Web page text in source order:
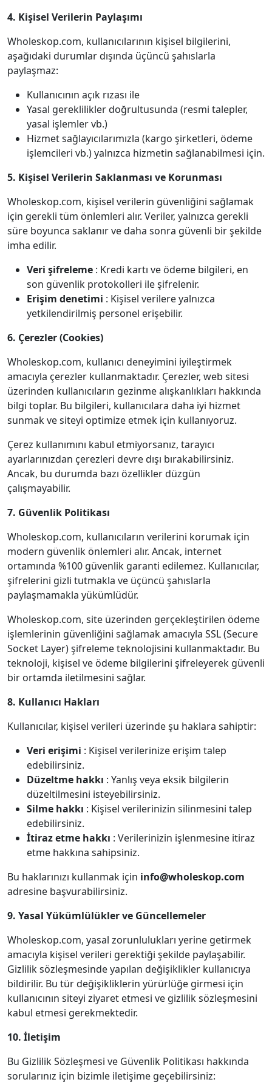
4. Kişisel Verilerin Paylaşımı
Wholeskop.com, kullanıcılarının kişisel bilgilerini,
aşağıdaki durumlar dışında üçüncü şahıslarla
paylaşmaz:
Kullanıcının açık rızası ile
Yasal gereklilikler doğrultusunda (resmi talepler,
yasal işlemler vb.)
Hizmet sağlayıcılarımızla (kargo şirketleri, ödeme
işlemcileri vb.) yalnızca hizmetin sağlanabilmesi için.
5. Kişisel Verilerin Saklanması ve Korunması
Wholeskop.com, kişisel verilerin güvenliğini sağlamak
için gerekli tüm önlemleri alır. Veriler, yalnızca gerekli
süre boyunca saklanır ve daha sonra güvenli bir şekilde
imha edilir.
Veri şifreleme : Kredi kartı ve ödeme bilgileri, en
son güvenlik protokolleri ile şifrelenir.
Erişim denetimi : Kişisel verilere yalnızca
yetkilendirilmiş personel erişebilir.
6. Çerezler (Cookies)
Wholeskop.com, kullanıcı deneyimini iyileştirmek
amacıyla çerezler kullanmaktadır. Çerezler, web sitesi
üzerinden kullanıcıların gezinme alışkanlıkları hakkında
bilgi toplar. Bu bilgileri, kullanıcılara daha iyi hizmet
sunmak ve siteyi optimize etmek için kullanıyoruz.
Çerez kullanımını kabul etmiyorsanız, tarayıcı
ayarlarınızdan çerezleri devre dışı bırakabilirsiniz.
Ancak, bu durumda bazı özellikler düzgün
çalışmayabilir.
7. Güvenlik Politikası
Wholeskop.com, kullanıcıların verilerini korumak için
modern güvenlik önlemleri alır. Ancak, internet
ortamında %100 güvenlik garanti edilemez. Kullanıcılar,
şifrelerini gizli tutmakla ve üçüncü şahıslarla
paylaşmamakla yükümlüdür.
Wholeskop.com, site üzerinden gerçekleştirilen ödeme
işlemlerinin güvenliğini sağlamak amacıyla SSL (Secure
Socket Layer) şifreleme teknolojisini kullanmaktadır. Bu
teknoloji, kişisel ve ödeme bilgilerini şifreleyerek güvenli
bir ortamda iletilmesini sağlar.
8. Kullanıcı Hakları
Kullanıcılar, kişisel verileri üzerinde şu haklara sahiptir:
Veri erişimi : Kişisel verilerinize erişim talep
edebilirsiniz.
Düzeltme hakkı : Yanlış veya eksik bilgilerin
düzeltilmesini isteyebilirsiniz.
Silme hakkı : Kişisel verilerinizin silinmesini talep
edebilirsiniz.
İtiraz etme hakkı : Verilerinizin işlenmesine itiraz
etme hakkına sahipsiniz.
Bu haklarınızı kullanmak için info@wholeskop.com
adresine başvurabilirsiniz.
9. Yasal Yükümlülükler ve Güncellemeler
Wholeskop.com, yasal zorunlulukları yerine getirmek
amacıyla kişisel verileri gerektiği şekilde paylaşabilir.
Gizlilik sözleşmesinde yapılan değişiklikler kullanıcıya
bildirilir. Bu tür değişikliklerin yürürlüğe girmesi için
kullanıcının siteyi ziyaret etmesi ve gizlilik sözleşmesini
kabul etmesi gerekmektedir.
10. İletişim
Bu Gizlilik Sözleşmesi ve Güvenlik Politikası hakkında
sorularınız için bizimle iletişime geçebilirsiniz: